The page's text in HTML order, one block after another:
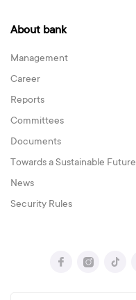
About bank
Management
Career
Reports
Committees
Documents
Towards a Sustainable Future
News
Security Rules